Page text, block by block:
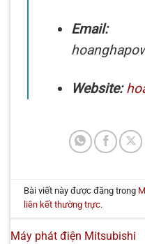
Email:
Website:
Bài viết này được đăng trong
liên kết thường trực.
Máy phát điện Mitsubishi